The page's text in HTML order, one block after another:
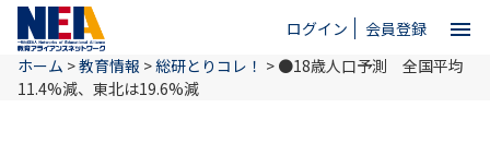
ログイン 会員登録 menu
ホーム >教育情報 >総研とりコレ！ > ●18歳人口予測 全国平均
11.4%減、東北は19.6%減